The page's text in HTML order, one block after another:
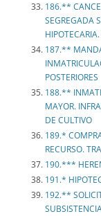
186.**
SEGREGADA
187.**
POSTERIORES
188.**
MAYOR.
DE CULTIVO
189.*
RECURSO.
190.***
191.*
192.**